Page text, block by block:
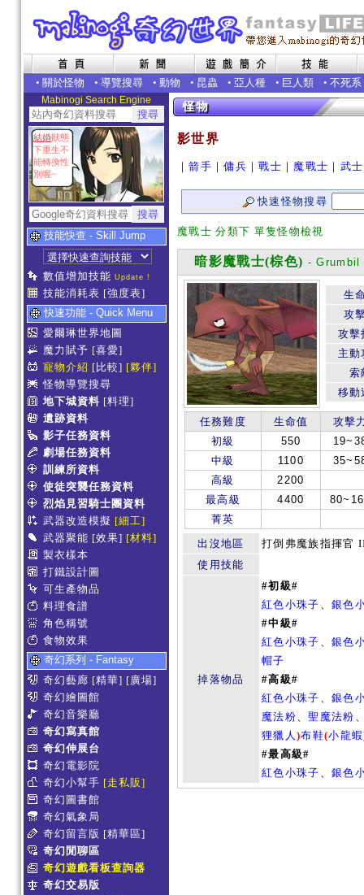
• 關於怪物 • 導覽搜尋 • 動物 • 昆蟲 • 亞人種 • 巨人類 • 不死系
Mabinogi Search Engine
結婚狀態
下重生不
能轉換性
別喔~
技能快查 - Skill Jump
數值增加技能 Update !
技能消耗表 [強度表]
快速功能 - Quick Menu
愛爾琳世界地圖
魔力賦予 [喜愛]
寵物介紹 [比較] [夥伴]
怪物導覽搜尋
地下城資料 [料理]
遺跡資料
影子任務資料
劇場任務資料
訓練所資料
使徒突襲任務資料
烈焰見習騎士團資料
武器改造模擬 [細工]
武器聚能 [效果] [材料]
製衣樣本
打鐵設計圖
可生產物品
料理食譜
角色稱號
食物效果
奇幻系列 - Fantasy
奇幻藝廊 [精華] [廣場]
奇幻繪圖館
奇幻音樂廳
奇幻寫真館
奇幻伸展台
奇幻電影院
奇幻小幫手 [走私販]
奇幻圖書館
奇幻氣象局
奇幻留言版 [精華區]
奇幻閒聊區
奇幻遊戲看板查詢器
奇幻交易版
影世界
｜箭手 ｜傭兵 ｜戰士 ｜ 魔戰士 ｜ 武士
快速怪物搜尋
魔戰士 分類下 單隻怪物檢視
暗影魔戰士(棕色) - Grumbil
生
攻
攻擊
主動
索
移動
任務難度 生命值
攻擊
初級
550
中級
1100
高級
2200
最高級
4400
菁英
出沒地區
打倒弗魔族指揮官
使用技能
掉落物品
#初級#
紅色小珠子 、銀色
#中級#
紅色小珠子 、銀色
帽子
#高級#
紅色小珠子 、銀色
魔法粉、聖魔法粉
狸獵人 )布鞋(小龍蝦
#最高級#
紅色小珠子 、銀色